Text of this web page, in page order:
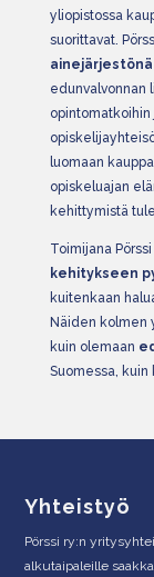
yliopistossa
suorittavat.
ainejärjestönä
edunvalvonnan
luomaan
opiskeluajan
kehittymistä
Toimijana Pörssi
kehitykseen
kuitenkaan
Näiden kolmen
kuin olemaan
Suomessa, kuin
Yhteistyö
Pörssi ry:n
alkutaipaleille